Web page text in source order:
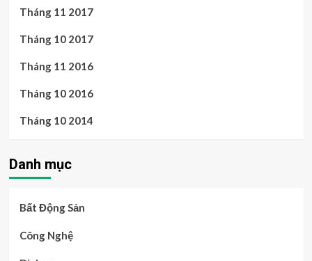
Tháng 11 2017
Tháng 10 2017
Tháng 11 2016
Tháng 10 2016
Tháng 10 2014
Danh mục
Bất Động Sản
Công Nghệ